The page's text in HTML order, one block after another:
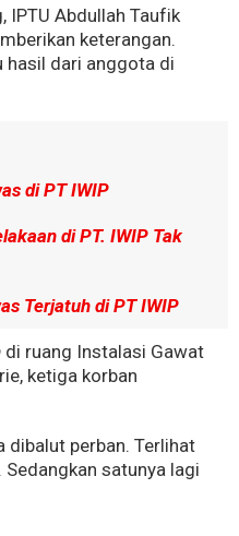
IPTU Abdullah Taufik
keterangan.
hasil dari anggota di
di PT IWIP
di PT. IWIP Tak
Terjatuh di PT IWIP
di ruang Instalasi Gawat
ketiga korban
dibalut perban. Terlihat
satunya lagi